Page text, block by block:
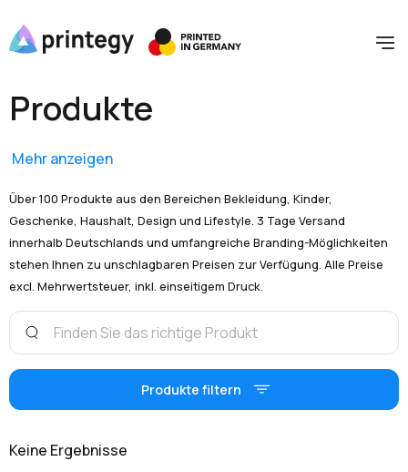
Produkte
Mehr anzeigen
Über 100 Produkte aus den Bereichen Bekleidung, Kinder,
Geschenke, Haushalt, Design und Lifestyle. 3 Tage Versand
innerhalb Deutschlands und umfangreiche Branding-Möglichkeiten
stehen Ihnen zu unschlagbaren Preisen zur Verfügung. Alle Preise
excl. Mehrwertsteuer, inkl. einseitigem Druck.
Produkte filtern
Keine Ergebnisse